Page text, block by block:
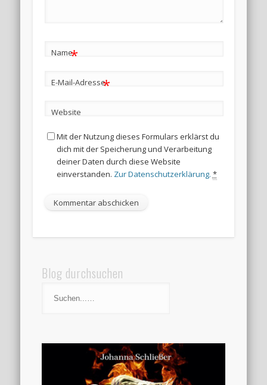
Name*
E-Mail-Adresse*
Website
Mit der Nutzung dieses Formulars erklärst du
dich mit der Speicherung und Verarbeitung
deiner Daten durch diese Website
einverstanden. Zur Datenschutzerklärung. *
Blog durchsuchen